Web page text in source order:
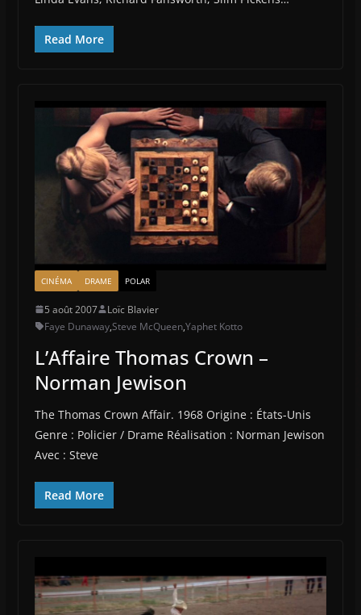
Read More
CINÉMA DRAME POLAR
5 août 2007
Loïc Blavier
Faye Dunaway,Steve McQueen,Yaphet Kotto
L’Affaire Thomas Crown –
Norman Jewison
The Thomas Crown Affair. 1968 Origine : États-Unis
Genre : Policier / Drame Réalisation : Norman Jewison
Avec : Steve
Read More